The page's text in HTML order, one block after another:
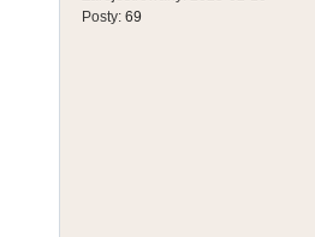
Posty: 69